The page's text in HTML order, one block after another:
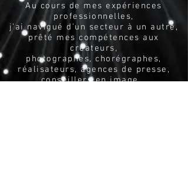
Au cours de mes expériences
professionnelles,
j'ai navigué d'un secteur à un autre,
prêté mes compétences aux
créateurs,
photographes, chorégraphes,
réalisateurs, agences de presse,
conseillers en image...